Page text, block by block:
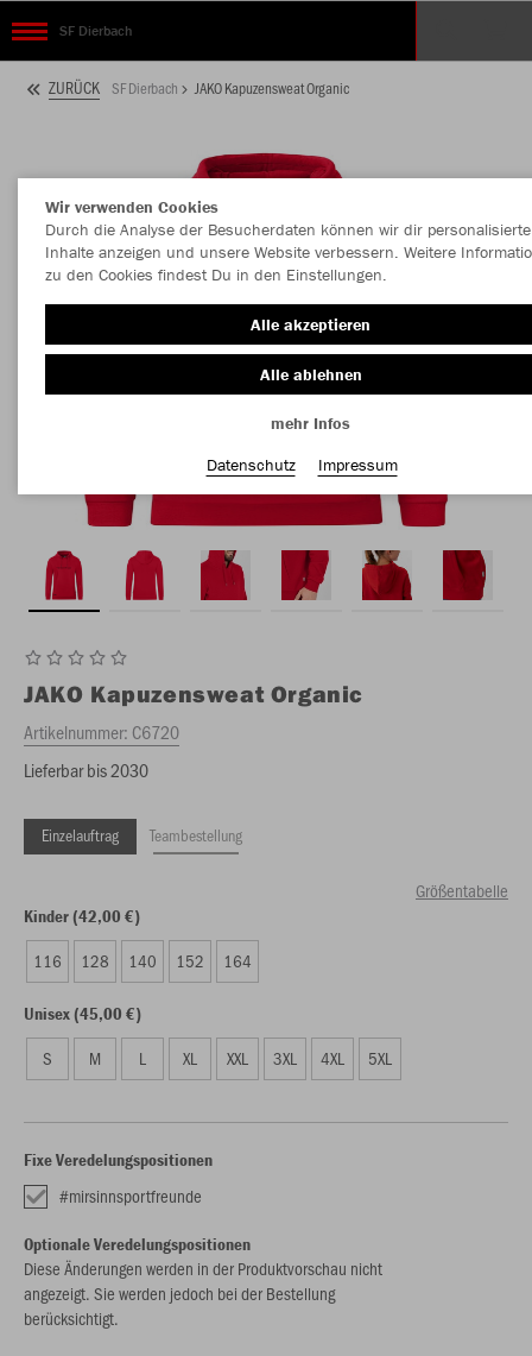
SF Dierbach
ZURÜCK SF Dierbach JAKO Kapuzensweat Organic
JAKO Kapuzensweat Organic
Artikelnummer: C6720
Lieferbar bis 2030
Einzelauftrag Teambestellung
Größentabelle
Kinder (42,00 €)
116 128 140 152 164
Unisex (45,00 €)
S M L XL XXL 3XL 4XL 5XL
Fixe Veredelungspositionen
#mirsinnsportfreunde
Optionale Veredelungspositionen
Diese Änderungen werden in der Produktvorschau nicht
angezeigt. Sie werden jedoch bei der Bestellung
berücksichtigt.
Wir verwenden Cookies
Durch die Analyse der Besucherdaten können wir dir personalisierte
Inhalte anzeigen und unsere Website verbessern. Weitere
zu den Cookies findest Du in den Einstellungen.
Alle akzeptieren
Alle ablehnen
mehr Infos
Datenschutz
Impressum